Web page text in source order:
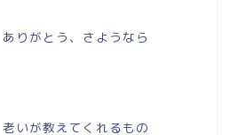
ありがとう、さようなら
老いが教えてくれるもの